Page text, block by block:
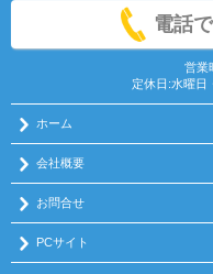
電話
営業
定休日:水曜日
ホーム
会社概要
お問合せ
PCサイト